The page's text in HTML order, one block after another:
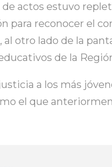
actos estuvo
para reconocer el
otro lado de la
de la
a los más
el que